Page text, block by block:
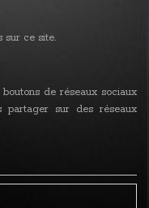
sur ce site.
de réseaux sociaux
partager sur des réseaux